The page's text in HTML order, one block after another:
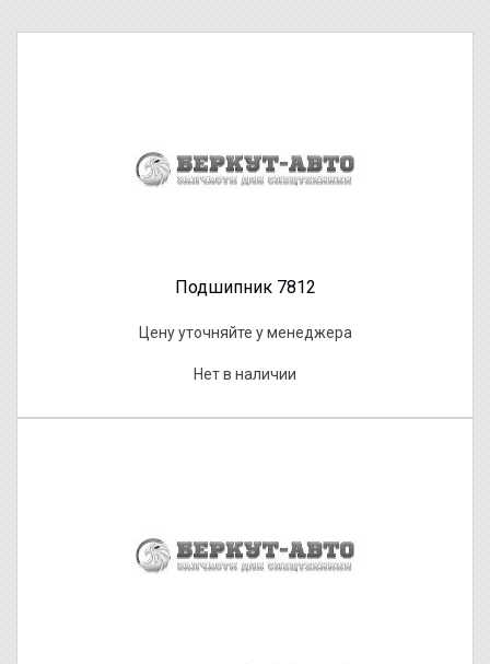
Подшипник 7812
Цену уточняйте у менеджера
Нет в наличии